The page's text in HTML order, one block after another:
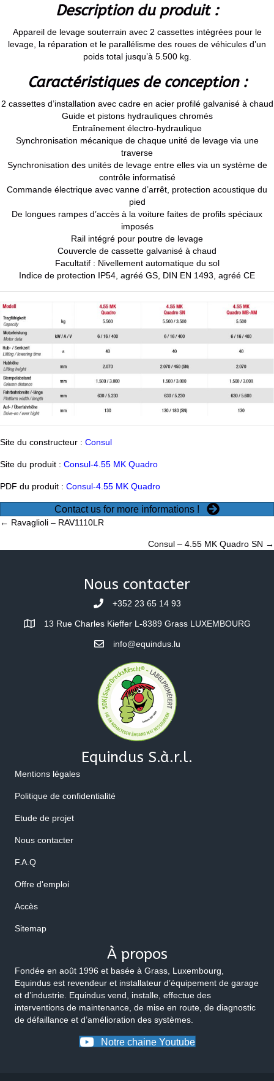
Description du produit :
Appareil de levage souterrain avec 2 cassettes intégrées pour le
levage, la réparation et le parallélisme des roues de véhicules d’un
poids total jusqu’à 5.500 kg.
Caractéristiques de conception :
2 cassettes d’installation avec cadre en acier profilé galvanisé à chaud
Guide et pistons hydrauliques chromés
Entraînement électro-hydraulique
Synchronisation mécanique de chaque unité de levage via une
traverse
Synchronisation des unités de levage entre elles via un système de
contrôle informatisé
Commande électrique avec vanne d’arrêt, protection acoustique du
pied
De longues rampes d’accès à la voiture faites de profils spéciaux
imposés
Rail intégré pour poutre de levage
Couvercle de cassette galvanisé à chaud
Facultatif : Nivellement automatique du sol
Indice de protection IP54, agréé GS, DIN EN 1493, agréé CE
Site du constructeur : Consul
Site du produit : Consul-4.55 MK Quadro
PDF du produit : Consul-4.55 MK Quadro
Contact us for more informations !
Posts
navigation
← Ravaglioli – RAV1110LR
Consul – 4.55 MK Quadro SN →
Nous contacter
+352 23 65 14 93
13 Rue Charles Kieffer L-8389 Grass LUXEMBOURG
info@equindus.lu
Equindus S.à.r.l.
Mentions légales
Politique de confidentialité
Etude de projet
Nous contacter
F.A.Q
Offre d'emploi
Accès
Sitemap
À propos
Fondée en août 1996 et basée à Grass, Luxembourg,
Equindus est revendeur et installateur d’équipement de garage
et d’industrie. Equindus vend, installe, effectue des
interventions de maintenance, de mise en route, de diagnostic
de défaillance et d’amélioration des systèmes.
Notre chaine Youtube